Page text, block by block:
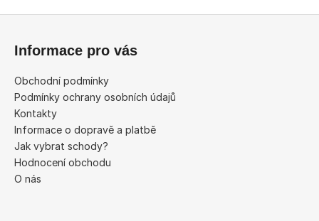
Informace pro vás
Obchodní podmínky
Podmínky ochrany osobních údajů
Kontakty
Informace o dopravě a platbě
Jak vybrat schody?
Hodnocení obchodu
O nás